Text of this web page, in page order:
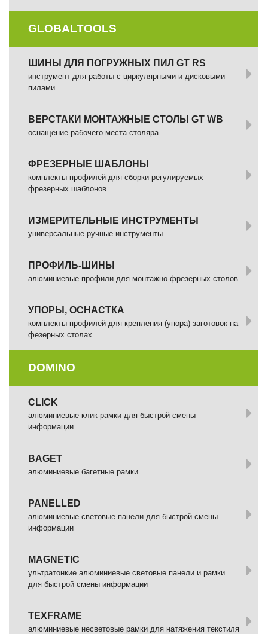
GLOBALTOOLS
ШИНЫ ДЛЯ ПОГРУЖНЫХ ПИЛ GT RS
инструмент для работы с циркулярными и дисковыми
пилами
ВЕРСТАКИ МОНТАЖНЫЕ СТОЛЫ GT WB
оснащение рабочего места столяра
ФРЕЗЕРНЫЕ ШАБЛОНЫ
комплекты профилей для сборки регулируемых
фрезерных шаблонов
ИЗМЕРИТЕЛЬНЫЕ ИНСТРУМЕНТЫ
универсальные ручные инструменты
ПРОФИЛЬ-ШИНЫ
алюминиевые профили для монтажно-фрезерных столов
УПОРЫ, ОСНАСТКА
комплекты профилей для крепления (упора) заготовок на
фезерных столах
DOMINO
СLICK
алюминиевые клик-рамки для быстрой смены
информации
BAGET
алюминиевые багетные рамки
PANELLED
алюминиевые световые панели для быстрой смены
информации
MAGNETIC
ультратонкие алюминиевые световые панели и рамки
для быстрой смены информации
TEXFRAME
алюминиевые несветовые рамки для натяжения текстиля